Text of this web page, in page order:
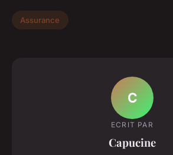
Assurance
C
ECRIT PAR
Capucine